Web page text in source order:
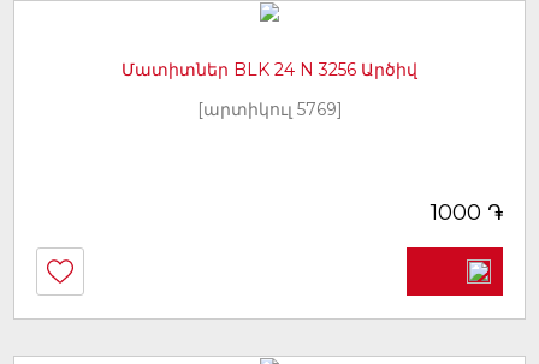
Մատիտներ BLK 24 N 3256 Արծիվ
[արտիկուլ 5769]
1000 ֏